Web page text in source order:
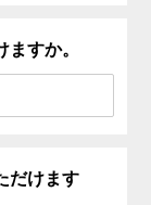
すか。
だけます